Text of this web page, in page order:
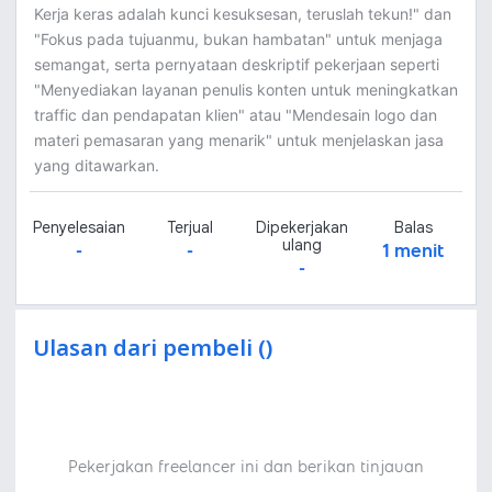
Kerja keras adalah kunci kesuksesan, teruslah tekun!" dan
"Fokus pada tujuanmu, bukan hambatan" untuk menjaga
semangat, serta pernyataan deskriptif pekerjaan seperti
"Menyediakan layanan penulis konten untuk meningkatkan
traffic dan pendapatan klien" atau "Mendesain logo dan
materi pemasaran yang menarik" untuk menjelaskan jasa
yang ditawarkan.
Penyelesaian
-
Terjual
-
Dipekerjakan
ulang
-
Balas
1 menit
Ulasan dari pembeli ()
Pekerjakan freelancer ini dan berikan tinjauan